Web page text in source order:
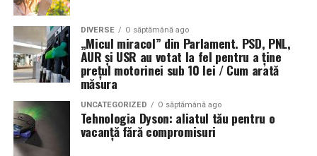
DIVERSE O săptămână ago
„Micul miracol” din Parlament. PSD, PNL,
AUR și USR au votat la fel pentru a ține
prețul motorinei sub 10 lei / Cum arată
măsura
UNCATEGORIZED O săptămână ago
Tehnologia Dyson: aliatul tău pentru o
vacanță fără compromisuri